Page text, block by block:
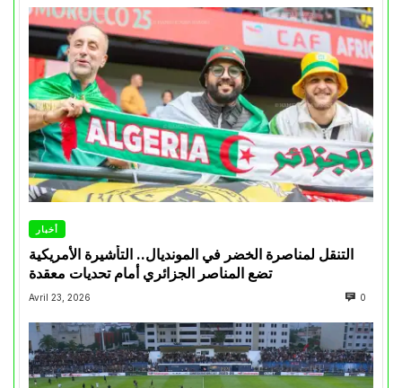
أخبار
التنقل لمناصرة الخضر في المونديال.. التأشيرة الأمريكية
تضع المناصر الجزائري أمام تحديات معقدة
Avril 23, 2026 0